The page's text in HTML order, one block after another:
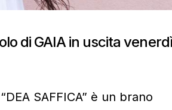
di GAIA in uscita venerdì
SAFFICA” è un brano